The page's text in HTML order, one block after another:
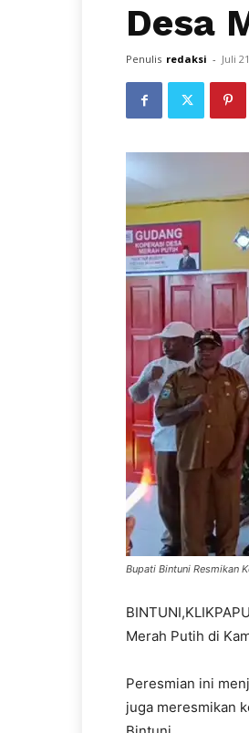
Desa
Penulis redaksi - Juli
Bupati Bintuni Resmikan
Merah Putih di
Peresmian ini
juga meresmikan